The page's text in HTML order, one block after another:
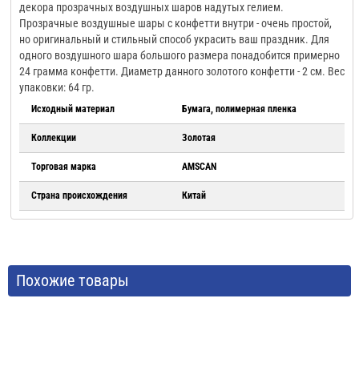
декора прозрачных воздушных шаров надутых гелием.
Прозрачные воздушные шары с конфетти внутри - очень простой,
но оригинальный и стильный способ украсить ваш праздник. Для
одного воздушного шара большого размера понадобится примерно
24 грамма конфетти. Диаметр данного золотого конфетти - 2 см. Вес
упаковки: 64 гр.
Исходный материал Бумага, полимерная пленка
Коллекции Золотая
Торговая марка AMSCAN
Страна происхождения Китай
Похожие товары